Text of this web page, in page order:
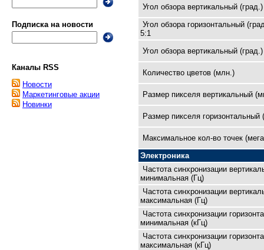
Подписка на новости
Каналы RSS
Новости
Маркетинговые акции
Новинки
Угол обзора вертикальный
Угол обзора горизонтальный
5:1
Угол обзора вертикальный
Количество цветов (млн.)
Размер пикселя вертикальный
Размер пикселя горизонтальный
Максимальное кол-во точек
Электроника
Частота синхронизации
минимальная (Гц)
Частота синхронизации
максимальная (Гц)
Частота синхронизации
минимальная (кГц)
Частота синхронизации
максимальная (кГц)